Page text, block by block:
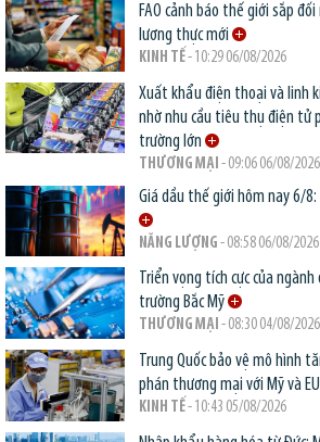
FAO cảnh báo thế giới sắp
lương thực mới
KINH TẾ- 10:29 06/08/2026
Xuất khẩu điện thoại và linh
nhờ nhu cầu tiêu thụ điện tử
trường lớn
THƯƠNG MẠI - 09:06 06/08/2026
Giá dầu thế giới hôm nay 6/8:
NĂNG LƯỢNG - 08:58 06/08/2026
Triển vọng tích cực của
trường Bắc Mỹ
THƯƠNG MẠI - 08:30 04/08/2026
Trung Quốc bảo vệ mô hình
phán thương mại với Mỹ và EU
KINH TẾ- 10:43 05/08/2026